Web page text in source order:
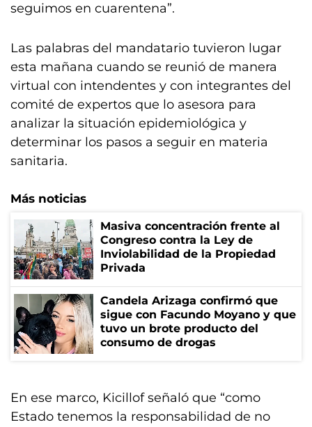
seguimos en cuarentena”.
Las palabras del mandatario tuvieron lugar
esta mañana cuando se reunió de manera
virtual con intendentes y con integrantes del
comité de expertos que lo asesora para
analizar la situación epidemiológica y
determinar los pasos a seguir en materia
sanitaria.
Más noticias
Masiva concentración frente al
Congreso contra la Ley de
Inviolabilidad de la Propiedad
Privada
Candela Arizaga confirmó que
sigue con Facundo Moyano y que
tuvo un brote producto del
consumo de drogas
En ese marco, Kicillof señaló que “como
Estado tenemos la responsabilidad de no